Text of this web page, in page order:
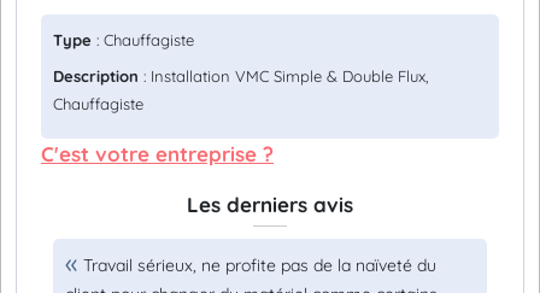
Type : Chauffagiste
Description : Installation VMC Simple & Double Flux,
Chauffagiste
C'est votre entreprise ?
Les derniers avis
Travail sérieux, ne profite pas de la naïveté du